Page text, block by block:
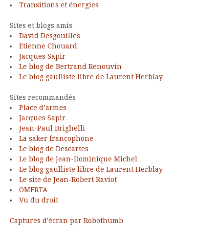
Transitions et énergies
Sites et blogs amis
David Desgouilles
Etienne Chouard
Jacques Sapir
Le blog de Bertrand Renouvin
Le blog gaulliste libre de Laurent Herblay
Sites recommandés
Place d’armes
Jacques Sapir
Jean-Paul Brighelli
La saker francophone
Le blog de Descartes
Le blog de Jean-Dominique Michel
Le blog gaulliste libre de Laurent Herblay
Le site de Jean-Robert Raviot
OMERTA
Vu du droit
Captures d'écran par Robothumb